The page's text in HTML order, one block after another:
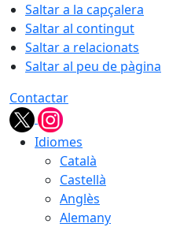
Saltar a la capçalera
Saltar al contingut
Saltar a relacionats
Saltar al peu de pàgina
Contactar
Idiomes
Català
Castellà
Anglès
Alemany